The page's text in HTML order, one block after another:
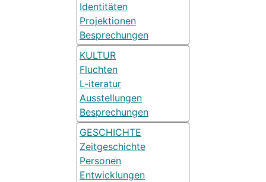
Identitäten
Projektionen
Besprechungen
KULTUR
Fluchten
L-iteratur
Ausstellungen
Besprechungen
GESCHICHTE
Zeitgeschichte
Personen
Entwicklungen